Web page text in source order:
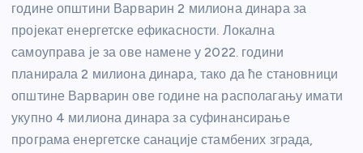
године општини Варварин 2 милиона динара за
пројекат енергетске ефикасности. Локална
самоуправа је за ове намене у 2022. години
планирала 2 милиона динара, тако да ће становници
општине Варварин ове године на располагању имати
укупно 4 милиона динара за суфинансирање
програма енергетске санације стамбених зграда,